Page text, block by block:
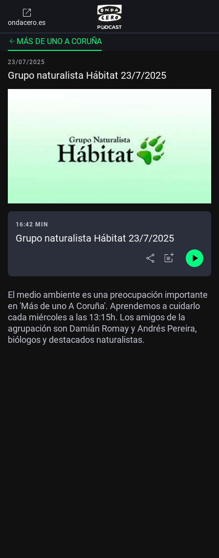
ondacero.es
MÁS DE UNO A CORUÑA
23/07/2025
Grupo naturalista Hábitat 23/7/2025
16:42 MIN
Grupo naturalista Hábitat 23/7/2025
El medio ambiente es una preocupación importante
en 'Más de uno A Coruña'. Aprendemos a cuidarlo
cada miércoles a las 13:15h. Los amigos de la
agrupación son Damián Romay y Andrés Pereira,
biólogos y destacados naturalistas.